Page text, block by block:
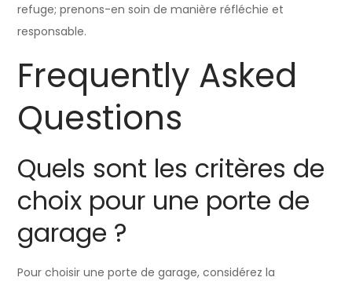
refuge; prenons-en soin de manière réfléchie et
responsable.
Frequently Asked
Questions
Quels sont les critères de
choix pour une porte de
garage ?
Pour choisir une porte de garage, considérez la